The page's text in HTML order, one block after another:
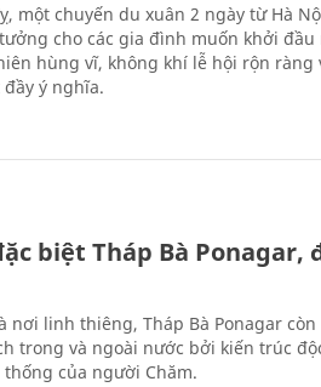
một chuyến du xuân 2 ngày từ Hà
cho các gia đình muốn khởi
hùng vĩ, không khí lễ hội rộn
ý nghĩa.
biệt Tháp Bà Ponagar,
nơi linh thiêng, Tháp Bà Ponagar
trong và ngoài nước bởi kiến trúc
của người Chăm.